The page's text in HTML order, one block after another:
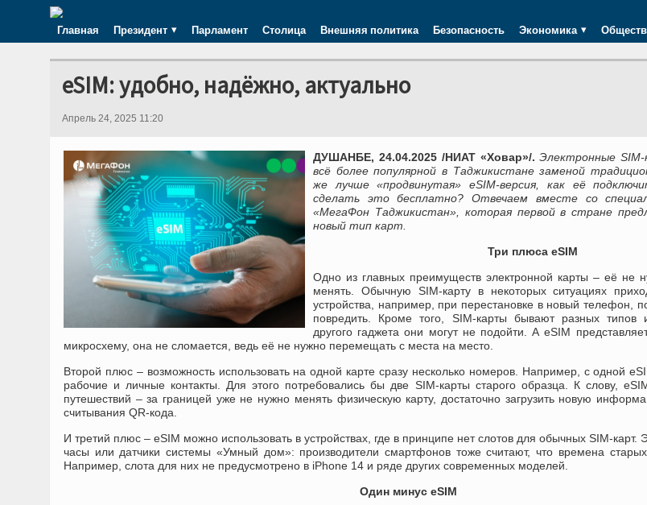
Главная Президент Парламент Столица Внешняя политика Безопасность Экономика
eSIM: удобно, надёжно, актуально
Апрель 24, 2025 11:20
ДУШАНБЕ, 24.04.2025 /НИАТ «Ховар»/. Электронные
всё более популярной в Таджикистане заменой
же лучше «продвинутая» eSIM-версия, как её
сделать это бесплатно? Отвечаем вместе со
«МегаФон Таджикистан», которая первой в стране
новый тип карт.
Три плюса eSIM
Одно из главных преимуществ электронной карты – её не
менять. Обычную SIM-карту в некоторых ситуациях
устройства, например, при перестановке в новый телефон,
повредить. Кроме того, SIM-карты бывают разных
другого гаджета они могут не подойти. А eSIM
микросхему, она не сломается, ведь её не нужно перемещать с места на место.
Второй плюс – возможность использовать на одной карте сразу несколько номеров. Например, с одной
рабочие и личные контакты. Для этого потребовались бы две SIM-карты старого образца. К слову,
путешествий – за границей уже не нужно менять физическую карту, достаточно загрузить новую
считывания QR-кода.
И третий плюс – eSIM можно использовать в устройствах, где в принципе нет слотов для обычных SIM-карт.
часы или датчики системы «Умный дом»: производители смартфонов тоже считают, что времена
Например, слота для них не предусмотрено в iPhone 14 и ряде других современных моделей.
Один минус eSIM